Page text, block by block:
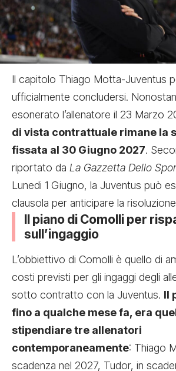
Il capitolo Thiago Motta-Juventus
ufficialmente concludersi.
esonerato l’allenatore il 23 Marzo
di vista contrattuale rimane la
fissata al 30 Giugno 2027.
riportato da La Gazzetta Dello
Lunedi 1 Giugno, la Juventus può
clausola per anticipare la
Il piano di Comolli per
sull’ingaggio
L’obbiettivo di Comolli è quello di
costi previsti per gli ingaggi degli
sotto contratto con la Juventus. Il
fino a qualche mese fa, era
stipendiare tre allenatori
contemporaneamente: Thiago
scadenza nel 2027, Tudor, in